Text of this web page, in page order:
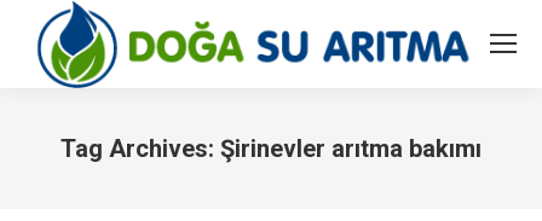
Tag Archives: Şirinevler arıtma bakımı